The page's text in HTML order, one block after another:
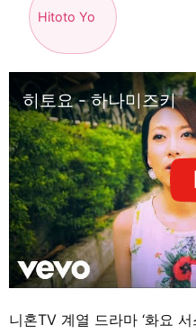
Hitoto Yo
히토요 - 하나미즈키
니혼TV 계열 드라마 ‘화요